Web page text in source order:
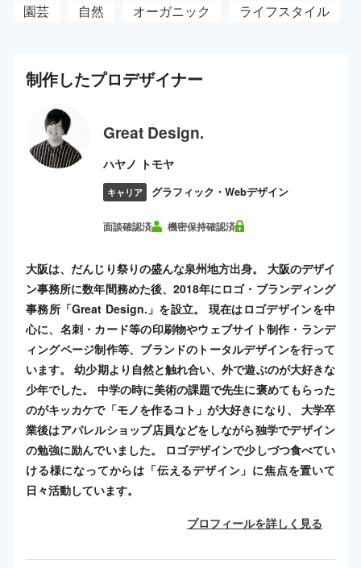
園芸
自然 オーガニック ライフスタイル
制作したプロデザイナー
Great Design.
ハヤノ トモヤ
キャリア グラフィック・Webデザイン
面談確認済 機密保持確認済
大阪は、だんじり祭りの盛んな泉州地方出身。 大阪のデザイ
ン事務所に数年間務めた後、2018年にロゴ・ブランディング
事務所「Great Design.」を設立。 現在はロゴデザインを中
心に、名刺・カード等の印刷物やウェブサイト制作・ランデ
ィングページ制作等、ブランドのトータルデザインを行って
います。 幼少期より自然と触れ合い、外で遊ぶのが大好きな
少年でした。 中学の時に美術の課題で先生に褒めてもらった
のがキッカケで「モノを作るコト」が大好きになり、 大学卒
業後はアパレルショップ店員などをしながら独学でデザイン
の勉強に励んでいました。 ロゴデザインで少しづつ食べてい
ける様になってからは「伝えるデザイン」に焦点を置いて
日々活動しています。
プロフィールを詳しく見る